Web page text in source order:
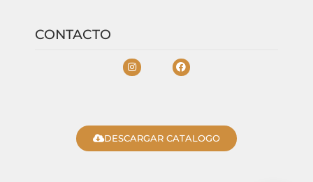
CONTACTO
DESCARGAR CATALOGO